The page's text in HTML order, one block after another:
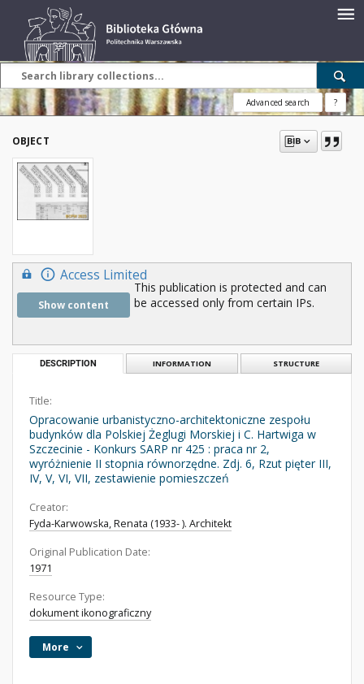
Advanced search ?
OBJECT
Access Limited
Show content
This publication is protected and can
be accessed only from certain IPs.
DESCRIPTION INFORMATION STRUCTURE
Title:
Opracowanie urbanistyczno-architektoniczne zespołu
budynków dla Polskiej Żeglugi Morskiej i C. Hartwiga w
Szczecinie - Konkurs SARP nr 425 : praca nr 2,
wyróżnienie II stopnia równorzędne. Zdj. 6, Rzut pięter III,
IV, V, VI, VII, zestawienie pomieszczeń
Creator:
Fyda-Karwowska, Renata (1933- ). Architekt
Original Publication Date:
1971
Resource Type:
dokument ikonograficzny
More